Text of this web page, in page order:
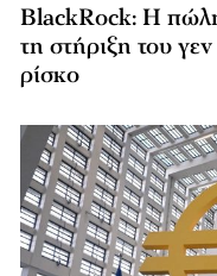
BlackRock: Η
τη στήριξη του
ρίσκο